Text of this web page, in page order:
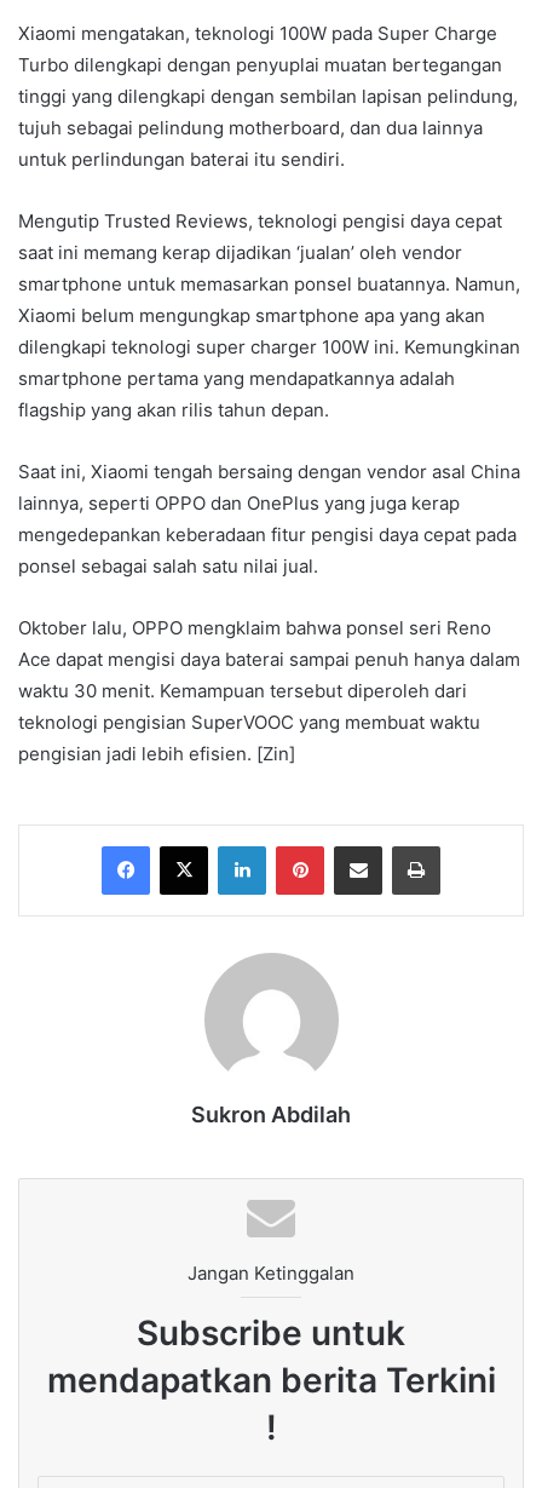
Xiaomi mengatakan, teknologi 100W pada Super Charge
Turbo dilengkapi dengan penyuplai muatan bertegangan
tinggi yang dilengkapi dengan sembilan lapisan pelindung,
tujuh sebagai pelindung motherboard, dan dua lainnya
untuk perlindungan baterai itu sendiri.
Mengutip Trusted Reviews, teknologi pengisi daya cepat
saat ini memang kerap dijadikan ‘jualan’ oleh vendor
smartphone untuk memasarkan ponsel buatannya. Namun,
Xiaomi belum mengungkap smartphone apa yang akan
dilengkapi teknologi super charger 100W ini. Kemungkinan
smartphone pertama yang mendapatkannya adalah
flagship yang akan rilis tahun depan.
Saat ini, Xiaomi tengah bersaing dengan vendor asal China
lainnya, seperti OPPO dan OnePlus yang juga kerap
mengedepankan keberadaan fitur pengisi daya cepat pada
ponsel sebagai salah satu nilai jual.
Oktober lalu, OPPO mengklaim bahwa ponsel seri Reno
Ace dapat mengisi daya baterai sampai penuh hanya dalam
waktu 30 menit. Kemampuan tersebut diperoleh dari
teknologi pengisian SuperVOOC yang membuat waktu
pengisian jadi lebih efisien. [Zin]
Facebook
X LinkedInPinterestShare via Email Print
Sukron Abdilah
Jangan Ketinggalan
Subscribe untuk
mendapatkan berita Terkini
!